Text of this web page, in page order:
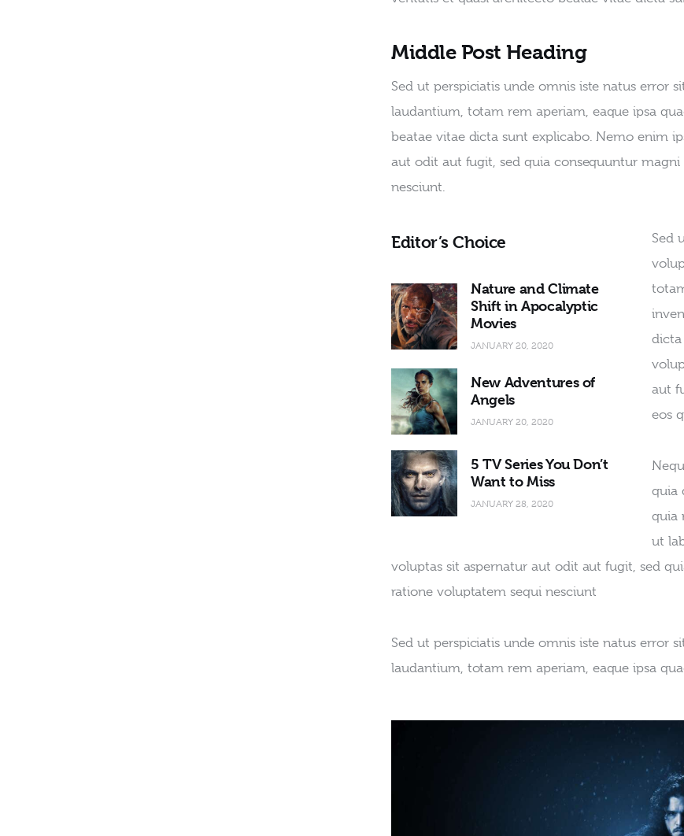
Middle Post Heading
Sed ut perspiciatis unde omnis iste natus error
laudantium, totam rem aperiam, eaque ipsa
beatae vitae dicta sunt explicabo. Nemo enim
aut odit aut fugit, sed quia consequuntur
nesciunt.
Editor’s Choice
Nature and Climate
Shift in Apocalyptic
Movies
JANUARY 20, 2020
New Adventures of
Angels
JANUARY 20, 2020
5 TV Series You Don’t
Want to Miss
JANUARY 28, 2020
Sed
dicta
aut
eos
quia
quia
ut
voluptas sit aspernatur aut odit aut fugit, sed
ratione voluptatem sequi nesciunt
Sed ut perspiciatis unde omnis iste natus error
laudantium, totam rem aperiam, eaque ipsa